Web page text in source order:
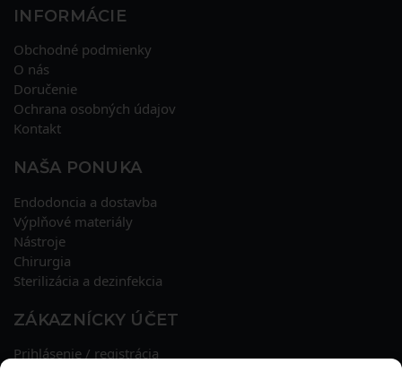
INFORMÁCIE
Obchodné podmienky
O nás
Doručenie
Ochrana osobných údajov
Kontakt
NAŠA PONUKA
Endodoncia a dostavba
Výplňové materiály
Nástroje
Chirurgia
Sterilizácia a dezinfekcia
ZÁKAZNÍCKY ÚČET
Prihlásenie / registrácia